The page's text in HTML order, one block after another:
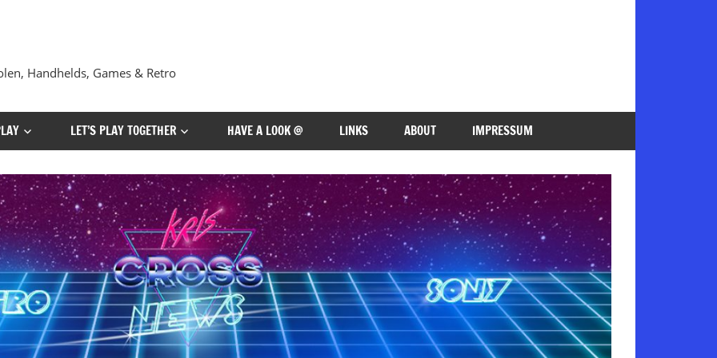
Handhelds, Games & Retro
LET’S PLAY TOGETHER HAVE A LOOK @ LINKS ABOUT IMPRESSUM